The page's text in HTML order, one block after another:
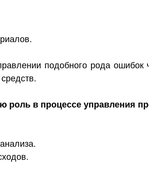
подобного рода ошибок
роль в процессе управления